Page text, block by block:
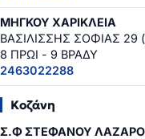
ΜΗΓΚΟΥ ΧΑΡΙΚΛΕΙΑ
ΒΑΣΙΛΙΣΣΗΣ ΣΟΦΙΑΣ 29
8 ΠΡΩΙ - 9 ΒΡΑΔΥ
2463022288
Κοζάνη
Σ.Φ ΣΤΕΦΑΝΟΥ